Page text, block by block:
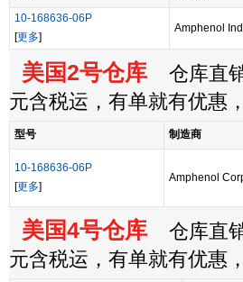
10-168636-06P
[更多]
Amphenol
美国2号仓库 仓库直
元含税运，有单就有优惠
型号 制造商
10-168636-06P
[更多]
Amphenol
美国4号仓库 仓库直
元含税运，有单就有优惠